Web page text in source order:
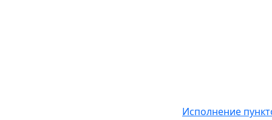
Исполнение